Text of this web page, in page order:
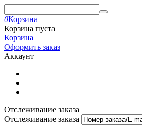
0Корзина
Корзина пуста
Корзина
Оформить заказ
Аккаунт
Отслеживание заказа
Отслеживание заказа